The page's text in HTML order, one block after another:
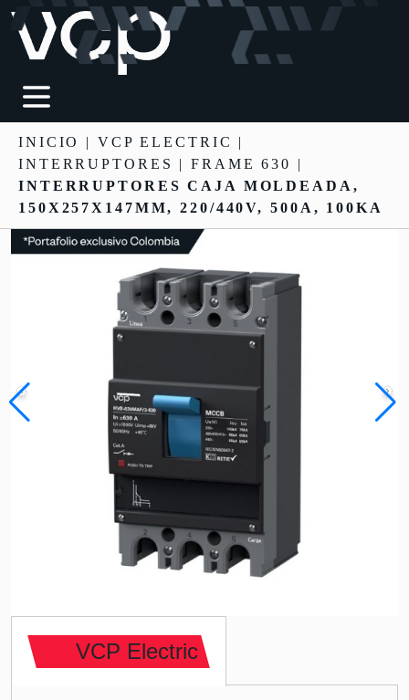
INICIO | VCP ELECTRIC
|
INTERRUPTORES
| FRAME 630 |
INTERRUPTORES CAJA MOLDEADA,
150X257X147MM, 220/440V, 500A, 100KA
VCP Electric